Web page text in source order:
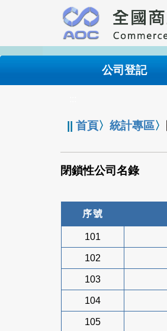
要
內
公司登記
||首頁〉統計專區〉
閉鎖性公司名錄
序號
101
102
103
104
105